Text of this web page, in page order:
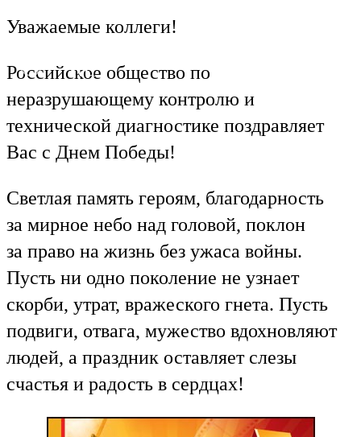
Ru
Уважаемые коллеги!
Российское общество по
неразрушающему контролю и
технической диагностике поздравляет
Вас с Днем Победы!
Светлая память героям, благодарность
за мирное небо над головой, поклон
за право на жизнь без ужаса войны.
Пусть ни одно поколение не узнает
скорби, утрат, вражеского гнета. Пусть
подвиги, отвага, мужество вдохновляют
людей, а праздник оставляет слезы
счастья и радость в сердцах!